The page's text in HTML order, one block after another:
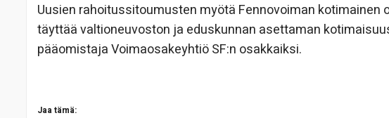
Uusien rahoitussitoumusten myötä Fennovoiman kotimainen
täyttää valtioneuvoston ja eduskunnan asettaman
pääomistaja Voimaosakeyhtiö SF:n osakkaiksi.
Jaa tämä: